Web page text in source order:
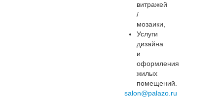
витражей
/
мозаики,
Услуги
дизайна
и
оформления
жилых
помещений.
salon@palazo.ru